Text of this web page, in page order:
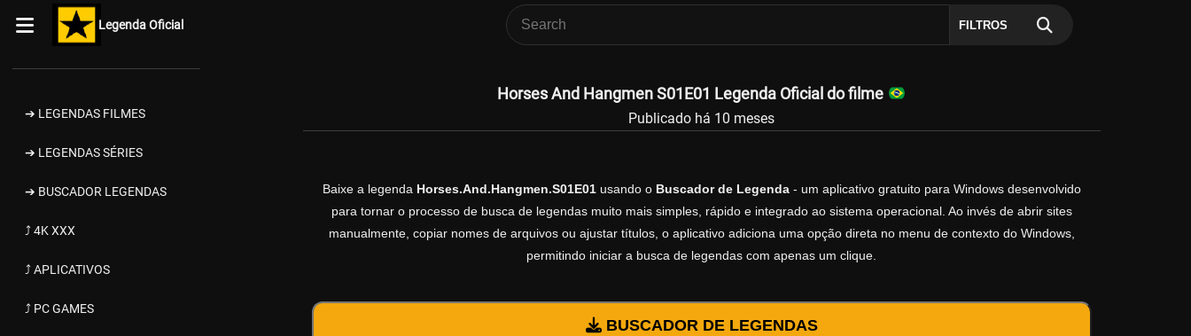
Legenda Oficial FILTROS
➔ LEGENDAS FILMES
➔ LEGENDAS SÉRIES
➔ BUSCADOR LEGENDAS
⤴ 4K XXX
⤴ APLICATIVOS
⤴ PC GAMES
Horses And Hangmen S01E01 Legenda Oficial do filme
Publicado há 10 meses
Baixe a legenda Horses.And.Hangmen.S01E01usando o Buscador de Legenda- um aplicativo gratuito para Windows desenvolvido
para tornar o processo de busca de legendas muito mais simples, rápido e integrado ao sistema operacional. Ao invés de abrir sites
manualmente, copiar nomes de arquivos ou ajustar títulos, o aplicativo adiciona uma opção direta no menu de contexto do Windows,
permitindo iniciar a busca de legendas com apenas um clique.
BUSCADOR DE LEGENDAS